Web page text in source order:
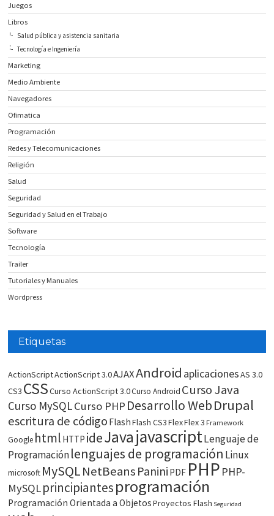
Juegos
Libros
Salud pública y asistencia sanitaria
Tecnología e Ingeniería
Marketing
Medio Ambiente
Navegadores
Ofimatica
Programación
Redes y Telecomunicaciones
Religión
Salud
Seguridad
Seguridad y Salud en el Trabajo
Software
Tecnología
Trailer
Tutoriales y Manuales
Wordpress
Etiquetas
ActionScriptActionScript 3.0AJAXAndroid aplicacionesAS 3.0
CS3 CSSCurso ActionScript 3.0Curso Android Curso Java
Curso MySQLCurso PHP Desarrollo WebDrupal
escritura de código FlashFlash CS3FlexFlex 3 Framework
Google html HTTP ideJavajavascriptLenguaje de
Programaciónlenguajes de programación Linux
microsoft MySQLNetBeans Panini PDF PHP PHP-
MySQLprincipiantesprogramación
Programación Orientada a ObjetosProyectos Flash Seguridad